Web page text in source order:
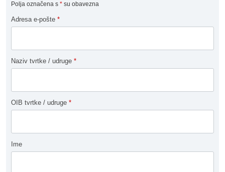
Polja označena s * su obavezna
Adresa e-pošte *
Naziv tvrtke / udruge *
OIB tvrtke / udruge *
Ime